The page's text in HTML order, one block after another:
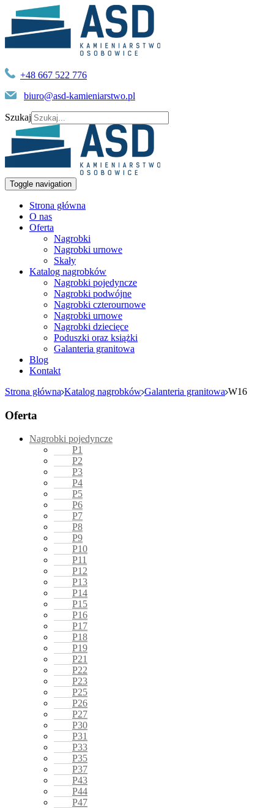
+48 667 522 776
biuro@asd-kamieniarstwo.pl
Szukaj
Toggle navigation
Strona główna
O nas
Oferta
Nagrobki
Nagrobki urnowe
Skały
Katalog nagrobków
Nagrobki pojedyncze
Nagrobki podwójne
Nagrobki czterournowe
Nagrobki urnowe
Nagrobki dziecięce
Poduszki oraz książki
Galanteria granitowa
Blog
Kontakt
Strona główna Katalog nagrobków Galanteria granitowa W16
Oferta
Nagrobki pojedyncze
P1
P2
P3
P4
P5
P6
P7
P8
P9
P10
P11
P12
P13
P14
P15
P16
P17
P18
P19
P21
P22
P23
P25
P26
P27
P30
P31
P33
P35
P37
P43
P44
P47